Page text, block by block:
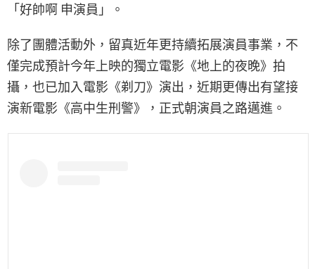
「好帥啊 申演員」。
除了團體活動外，留真近年更持續拓展演員事業，不
僅完成預計今年上映的獨立電影《地上的夜晚》拍
攝，也已加入電影《剃刀》演出，近期更傳出有望接
演新電影《高中生刑警》，正式朝演員之路邁進。